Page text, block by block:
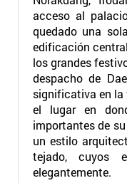
acceso al
quedado una
edificación
los grandes
despacho de
significativa en la
el lugar en
importantes de
un estilo
tejado, cuyos